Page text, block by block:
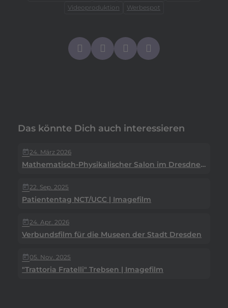
Videoproduktion
Werbespot
Das könnte Dich auch interessieren
today24. März 2026
Mathematisch-Physikalischer Salon im Dresdner Zwinger
today22. Sep. 2025
Patiententag NCT/UCC | Imagefilm
today24. Apr. 2026
Verbundsfilm für die Museen der Stadt Dresden
today 05. Nov. 2025
"Trattoria Fratelli" Trebsen | Imagefilm